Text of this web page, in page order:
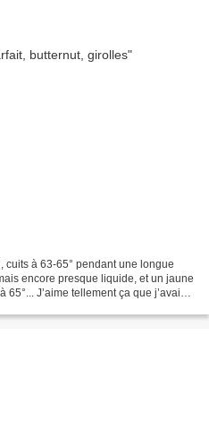
cuits à 63-65° pendant une longue
encore presque liquide, et un jaune
J’aime tellement ça que j’avais